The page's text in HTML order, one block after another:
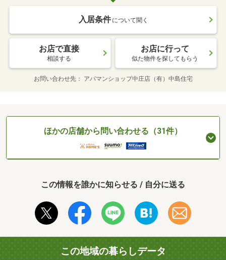
入居条件 について聞く
お店で直接
相談する
お店に行って
似た物件を探してもらう
お問い合わせ先 アパマンショップ中庄店（有）中島住宅
ほかの店舗から問い合わせる（31件）
この情報を誰かに知らせる / 自分に送る
この地域の暮らしデータ